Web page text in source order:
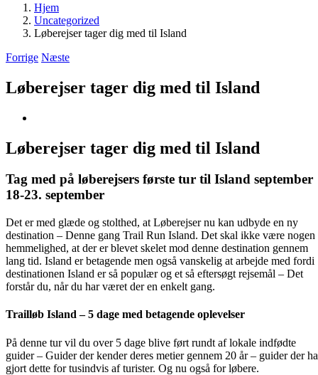
Hjem
Uncategorized
Løberejser tager dig med til Island
Forrige Næste
Løberejser tager dig med til Island
billede
Løberejser tager dig med til Island
Tag med på løberejsers første tur til Island september
18-23. september
Det er med glæde og stolthed, at Løberejser nu kan udbyde en ny
destination – Denne gang Trail Run Island. Det skal ikke være nogen
hemmelighed, at der er blevet skelet mod denne destination gennem
lang tid. Island er betagende men også vanskelig at arbejde med fordi
destinationen Island er så populær og et så eftersøgt rejsemål – Det
forstår du, når du har været der en enkelt gang.
Trailløb Island – 5 dage med betagende oplevelser
På denne tur vil du over 5 dage blive ført rundt af lokale indfødte
guider – Guider der kender deres metier gennem 20 år – guider der
gjort dette for tusindvis af turister. Og nu også for løbere.